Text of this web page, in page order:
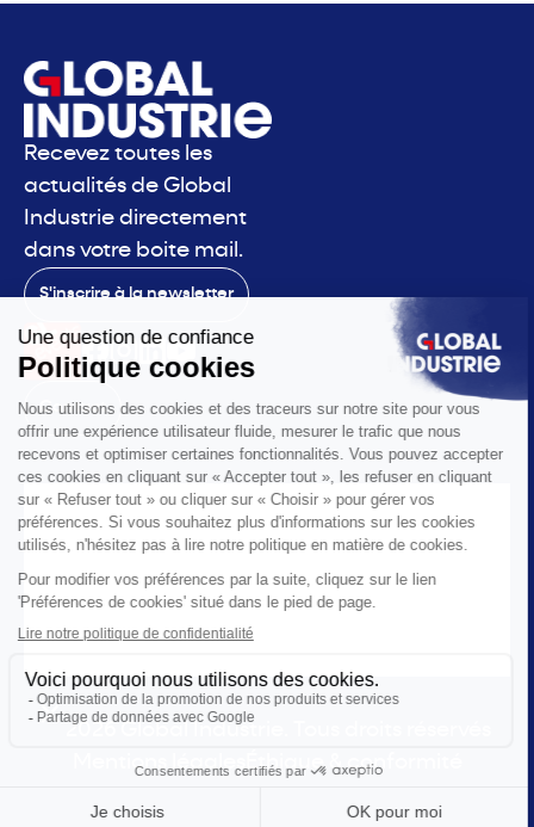
Recevez toutes les
actualités de Global
Industrie directement
dans votre boite mail.
S'inscrire à la newsletter
Contact
Le salon
La voix
Les solutions
L'actualité
© 2026 Global Industrie. Tous droits réservés
Mentions légales
Éthique & conformité